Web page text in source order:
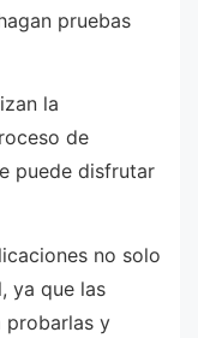
pruebas
la
de
puede disfrutar
no solo
ya que las
probarlas y